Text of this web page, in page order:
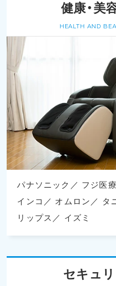
健康・美
HEALTH AND
パナソニック フジ医
インコ
オムロン タ
リップス
イズミ
セキュ